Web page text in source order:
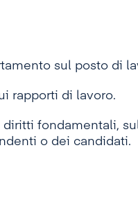
sul posto di
rapporti di lavoro.
fondamentali,
o dei candidati.